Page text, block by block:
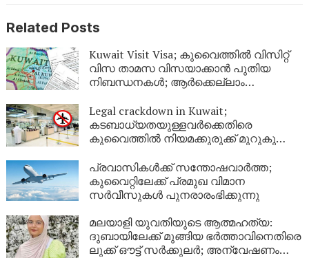
Related Posts
Kuwait Visit Visa; കുവൈത്തിൽ വിസിറ്റ്
വിസ താമസ വിസയാക്കാൻ പുതിയ
നിബന്ധനകൾ; ആർക്കെല്ലാം
Legal crackdown in Kuwait;
കടബാധ്യതയുള്ളവർക്കെതിരെ
കുവൈത്തിൽ നിയമക്കുരുക്ക് മുറുകുന്നു;
യാത്രാവിലക്ക്
പ്രവാസികൾക്ക് സന്തോഷവാർത്ത;
കുവൈറ്റിലേക്ക് പ്രമുഖ വിമാന
സർവീസുകൾ പുനരാരംഭിക്കുന്നു
മലയാളി യുവതിയുടെ ആത്മഹത്യ:
ദുബായിലേക്ക് മുങ്ങിയ ഭർത്താവിനെതിരെ
ലുക്ക് ഔട്ട് സർക്കുലർ; അന്വേഷണം